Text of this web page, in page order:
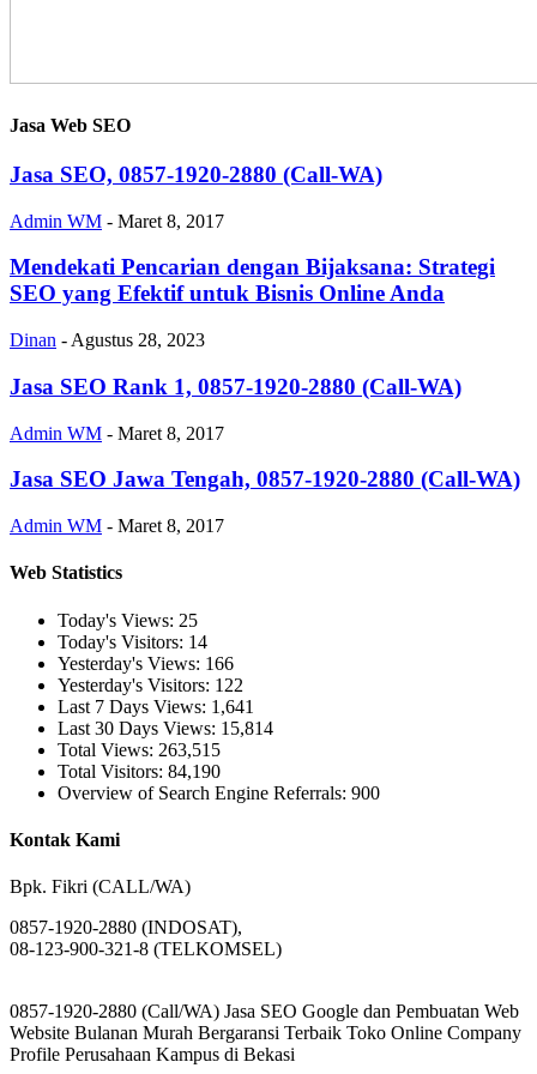
Jasa Web SEO
Jasa SEO, 0857-1920-2880 (Call-WA)
Admin WM - Maret 8, 2017
Mendekati Pencarian dengan Bijaksana: Strategi
SEO yang Efektif untuk Bisnis Online Anda
Dinan - Agustus 28, 2023
Jasa SEO Rank 1, 0857-1920-2880 (Call-WA)
Admin WM - Maret 8, 2017
Jasa SEO Jawa Tengah, 0857-1920-2880 (Call-WA)
Admin WM - Maret 8, 2017
Web Statistics
Today's Views: 25
Today's Visitors: 14
Yesterday's Views: 166
Yesterday's Visitors: 122
Last 7 Days Views: 1,641
Last 30 Days Views: 15,814
Total Views: 263,515
Total Visitors: 84,190
Overview of Search Engine Referrals: 900
Kontak Kami
Bpk. Fikri (CALL/WA)
0857-1920-2880 (INDOSAT),
08-123-900-321-8 (TELKOMSEL)
0857-1920-2880 (Call/WA) Jasa SEO Google dan Pembuatan Web
Website Bulanan Murah Bergaransi Terbaik Toko Online Company
Profile Perusahaan Kampus di Bekasi